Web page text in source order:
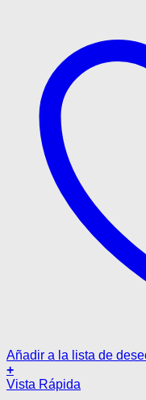
Añadir a la lista de
+
Este
Vista Rápida